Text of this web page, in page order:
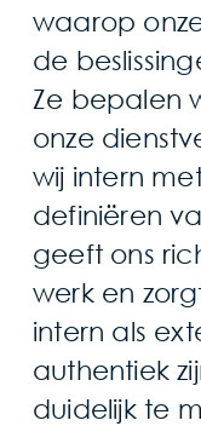
waarop
de
Ze bepalen
onze
wij intern
definiëren
geeft ons
werk en
intern als
authentiek
duidelijk te